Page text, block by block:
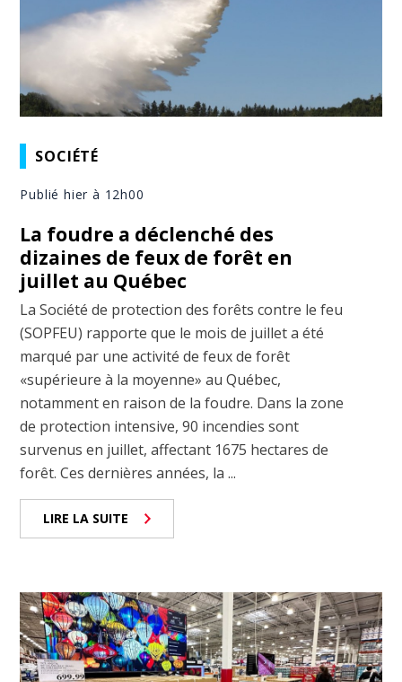
SOCIÉTÉ
Publié hier à 12h00
La foudre a déclenché des
dizaines de feux de forêt en
juillet au Québec
La Société de protection des forêts contre le feu
(SOPFEU) rapporte que le mois de juillet a été
marqué par une activité de feux de forêt
«supérieure à la moyenne» au Québec,
notamment en raison de la foudre. Dans la zone
de protection intensive, 90 incendies sont
survenus en juillet, affectant 1675 hectares de
forêt. Ces dernières années, la ...
LIRE LA SUITE